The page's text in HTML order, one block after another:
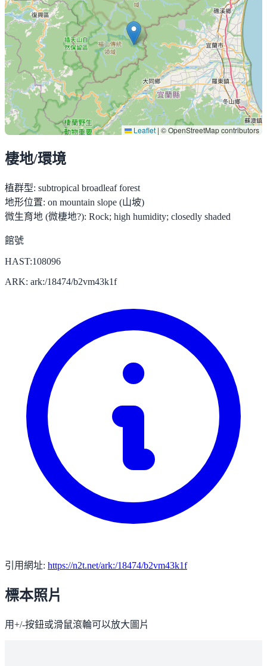
Leaflet | © OpenStreetMap contributors
棲地/環境
植群型: subtropical broadleaf forest
地形位置: on mountain slope (山坡)
微生育地 (微棲地?): Rock; high humidity; closedly shaded
館號
HAST:108096
ARK: ark:/18474/b2vm43k1f
引用網址: https://n2t.net/ark:/18474/b2vm43k1f
標本照片
用+/-按鈕或滑鼠滾輪可以放大圖片